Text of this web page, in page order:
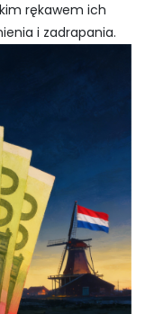
rękawem ich
i zadrapania.